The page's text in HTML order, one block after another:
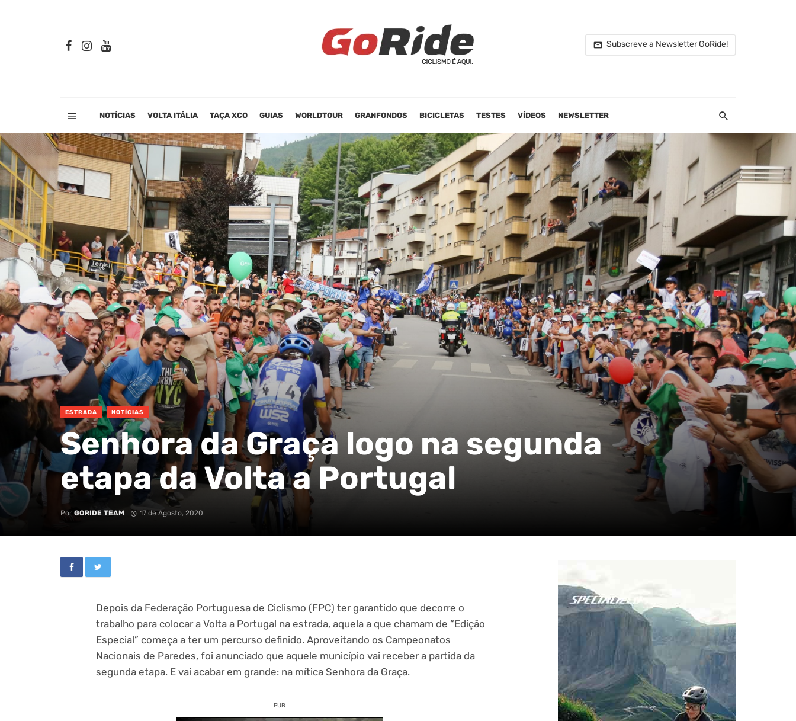
Subscreve a Newsletter GoRide!
NOTÍCIAS VOLTA ITÁLIA TAÇA XCO GUIAS WORLDTOUR GRANFONDOS BICICLETAS TESTES VÍDEOS NEWSLETTER
ESTRADA NOTÍCIAS
Senhora da Graça logo na segunda
etapa da Volta a Portugal
Por GORIDE TEAM 17 de Agosto, 2020
Depois da Federação Portuguesa de Ciclismo (FPC) ter garantido que decorre o
trabalho para colocar a Volta a Portugal na estrada, aquela a que chamam de “Edição
Especial” começa a ter um percurso definido. Aproveitando os Campeonatos
Nacionais de Paredes, foi anunciado que aquele município vai receber a partida da
segunda etapa. E vai acabar em grande: na mítica Senhora da Graça.
PUB